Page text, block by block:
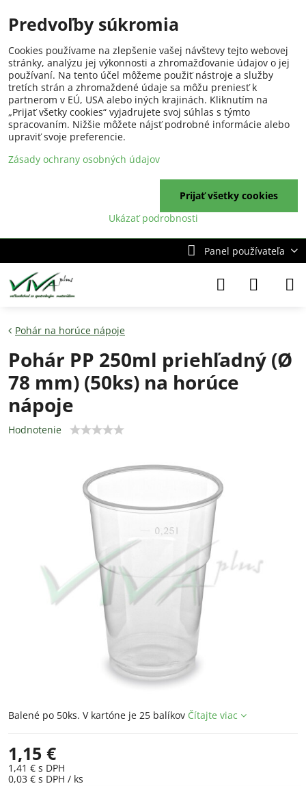
Panel používateľa
Pohár na horúce nápoje
Pohár PP 250ml priehľadný (Ø
78 mm) (50ks) na horúce
nápoje
Hodnotenie
Balené po 50ks. V kartóne je 25 balíkov Čítajte viac
1,15 €
1,41 € s DPH
0,03 € s DPH / ks
Predvoľby súkromia
Cookies používame na zlepšenie vašej návštevy tejto webovej
stránky, analýzu jej výkonnosti a zhromažďovanie údajov o jej
používaní. Na tento účel môžeme použiť nástroje a služby
tretích strán a zhromaždené údaje sa môžu preniesť k
partnerom v EÚ, USA alebo iných krajinách. Kliknutím na
„Prijať všetky cookies“ vyjadrujete svoj súhlas s týmto
spracovaním. Nižšie môžete nájsť podrobné informácie alebo
upraviť svoje preferencie.
Zásady ochrany osobných údajov
Ukázať podrobnosti
Prijať všetky cookies